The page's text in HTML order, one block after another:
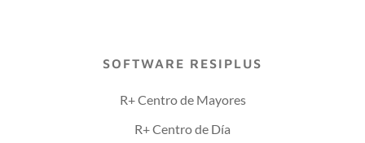
SOFTWARE RESIPLUS
R+ Centro de Mayores
R+ Centro de Día